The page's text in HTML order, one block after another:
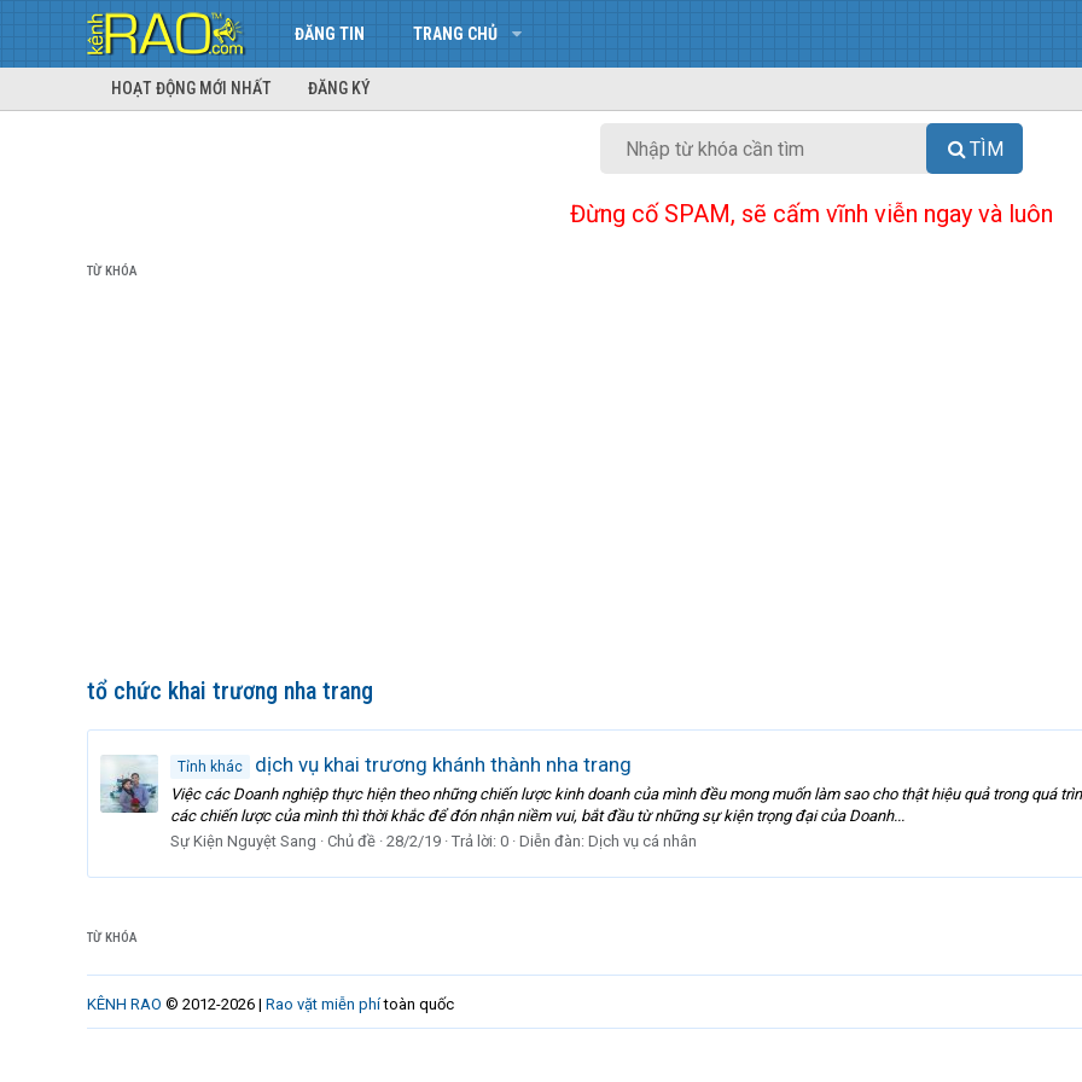
ĐĂNG TIN TRANG CHỦ
HOẠT ĐỘNG MỚI NHẤT ĐĂNG KÝ
TÌM
Đừng cố SPAM, sẽ cấm vĩnh viễn ngay và luôn
TỪ KHÓA
tổ chức khai trương nha trang
Tỉnh khác dịch vụ khai trương khánh thành nha trang
Việc các Doanh nghiệp thực hiện theo những chiến lược kinh doanh của mình đều mong muốn làm sao cho thật hiệu quả trong quá
các chiến lược của mình thì thời khắc để đón nhận niềm vui, bắt đầu từ những sự kiện trọng đại của Doanh...
Sự Kiện Nguyệt Sang
Chủ đề 28/2/19 Trả lời: 0 Diễn đàn: Dịch vụ cá nhân
TỪ KHÓA
KÊNH RAO © 2012-2026 | Rao vặt miễn phítoàn quốc